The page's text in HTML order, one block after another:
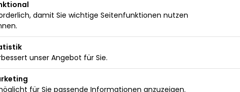
damit Sie wichtige Seitenfunktionen nutzen
unser Angebot für Sie.
für Sie passende Informationen anzuzeigen.
wärmedämmend
Leuchtweitenregulierung
Blinker Fernlichtassistent (HBC)
Regensensor Einparkhilfe
Hilfslinien 18-Zoll-
mit Funkfernbedienung, Auto